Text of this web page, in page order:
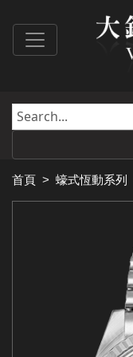
首頁 > 蠔式恆動系列